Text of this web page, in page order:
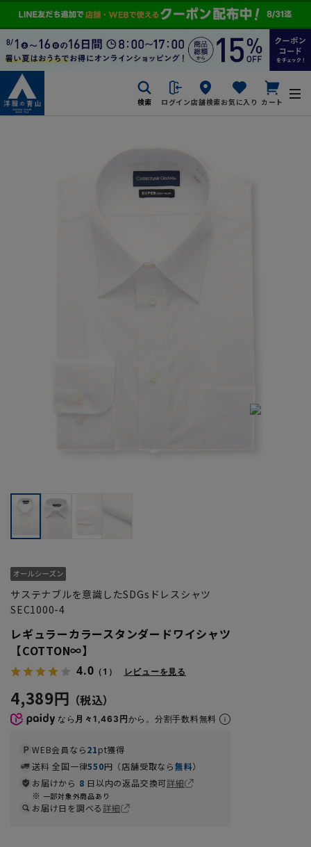
検索 ログイン店舗検索お気に入り カート
サステナブルを意識したSDGsドレスシャツ
SEC1000-4
レギュラーカラースタンダードワイシャツ
【COTTON∞】
4.0 （1） レビューを見る
4,389円
なら 月々1,463円から。分割手数料無料
WEB会員なら21pt獲得
送料 全国一律550円（店舗受取なら無料）
お届けから 8 日以内の返品交換可詳細
一部対象外商品あり
お届け日を調べる詳細